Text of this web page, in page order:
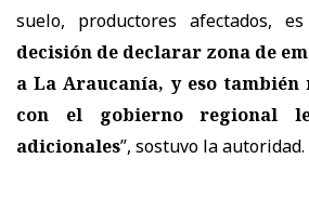
suelo, productores afectados,
decisión de declarar zona de
a La Araucanía, y eso
con el gobierno regional
adicionales”, sostuvo la autoridad.